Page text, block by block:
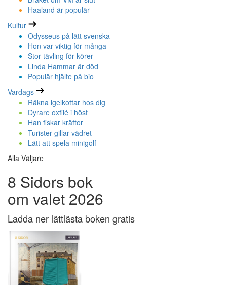
Haaland är populär
Kultur
Odysseus på lätt svenska
Hon var viktig för många
Stor tävling för körer
Linda Hammar är död
Populär hjälte på bio
Vardags
Räkna igelkottar hos dig
Dyrare oxfilé i höst
Han fiskar kräftor
Turister gillar vädret
Lätt att spela minigolf
Alla Väljare
8 Sidors bok
om valet 2026
Ladda ner lättlästa boken gratis